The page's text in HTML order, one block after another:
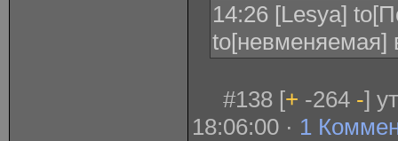
14:26 [Lesya]
to[невменяемая]
#138 [+ -264 -]
18:06:00 · 1